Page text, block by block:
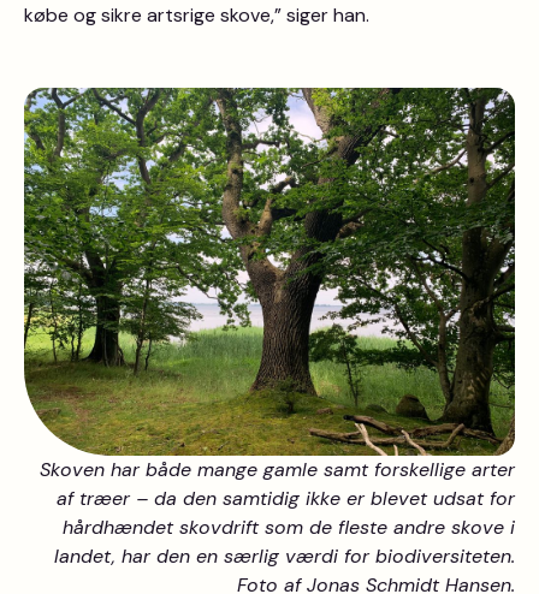
købe og sikre artsrige skove,” siger han.
Skoven har både mange gamle samt forskellige arter
af træer – da den samtidig ikke er blevet udsat for
hårdhændet skovdrift som de fleste andre skove i
landet, har den en særlig værdi for biodiversiteten.
Foto af Jonas Schmidt Hansen.